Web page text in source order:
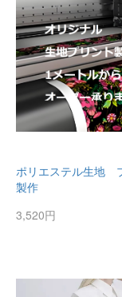
ポリエステル生地
製作
3,520円